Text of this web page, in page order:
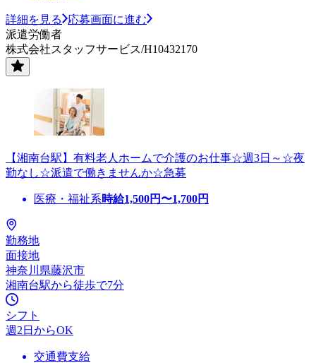
詳細を見る
応募画面に進む
派遣労働者
株式会社スタッフサービス/H10432170
【湘南台駅】有料老人ホームで介護のお仕事☆週3日～☆夜
勤なし☆派遣で働きませんか☆急募
医療・福祉系時給1,500円〜1,700円
勤務地
面接地
神奈川県藤沢市
湘南台駅から徒歩で7分
シフト
週2日からOK
交通費支給